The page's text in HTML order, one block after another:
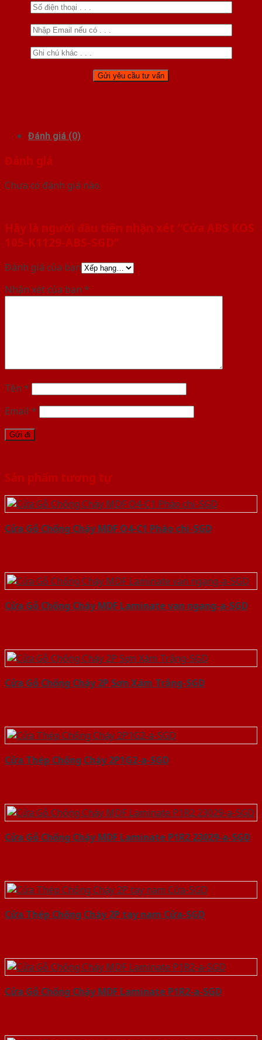
Đánh giá (0)
Đánh giá
Chưa có đánh giá nào.
Hãy là người đầu tiên nhận xét “Cửa ABS KOS
105-K1129-ABS-SGD”
Đánh giá của bạn
Nhận xét của bạn *
Tên *
Email *
Sản phẩm tương tự
Cửa Gỗ Chống Cháy MDF O4-C1 Phào chi-SGD
Cửa Gỗ Chống Cháy MDF Laminate van ngang-a-SGD
Cửa Gỗ Chống Cháy 2P Sơn Xám Trắng-SGD
Cửa Thép Chống Cháy 2P1G2-a-SGD
Cửa Gỗ Chống Cháy MDF Laminate P1R2 23029-a-SGD
Cửa Thép Chống Cháy 2P tay nam Cửa-SGD
Cửa Gỗ Chống Cháy MDF Laminate P1R2-a-SGD